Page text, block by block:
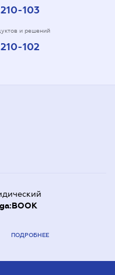
103
и решений
102
ПОДРОБНЕЕ